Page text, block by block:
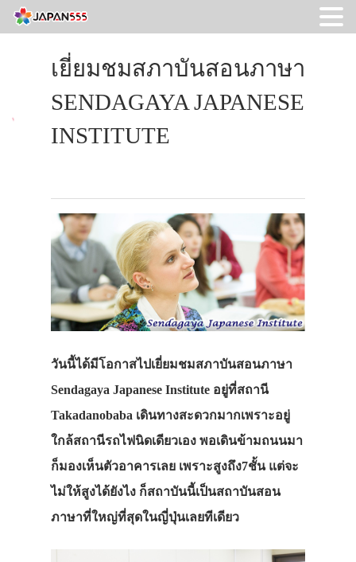
เยี่ยมชมสภาบันสอนภาษา
SENDAGAYA JAPANESE
INSTITUTE
วันนี้ได้มีโอกาสไปเยี่ยมชมสภาบันสอนภาษา
Sendagaya Japanese Institute อยู่ที่สถานี
Takadanobaba เดินทางสะดวกมากเพราะอยู่
ใกล้สถานีรถไฟนิดเดียวเอง พอเดินข้ามถนนมา
ก็มองเห็นตัวอาคารเลย เพราะสูงถึง7ชั้น แต่จะ
ไม่ให้สูงได้ยังไง ก็สถาบันนี้เป็นสถาบันสอน
ภาษาที่ใหญ่ที่สุดในญี่ปุ่นเลยทีเดียว